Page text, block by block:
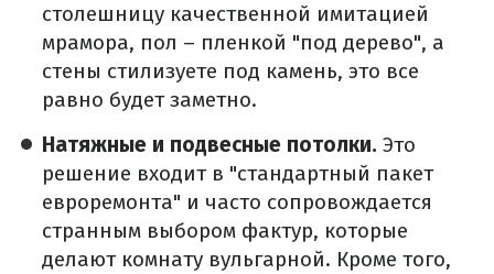
столешницу качественной имитацией
мрамора, пол – пленкой "под дерево", а
стены стилизуете под камень, это все
равно будет заметно.
Натяжные и подвесные потолки. Это
решение входит в "стандартный пакет
евроремонта" и часто сопровождается
странным выбором фактур, которые
делают комнату вульгарной. Кроме того,